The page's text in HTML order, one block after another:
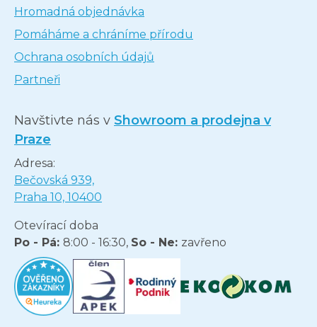
Hromadná objednávka
Pomáháme a chráníme přírodu
Ochrana osobních údajů
Partneři
Navštivte nás v Showroom a prodejna v
Praze
Adresa:
Bečovská 939,
Praha 10, 10400
Otevírací doba
Po - Pá: 8:00 - 16:30, So - Ne: zavřeno